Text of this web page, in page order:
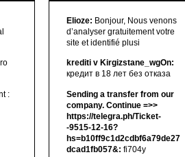
:
Elioze: Bonjour, Nous venons
d’analyser gratuitement votre
site et identifié plusi
krediti v Kirgizstane_wgOn:
кредит в 18 лет без отказа
Sending a transfer from our
company. Continue =>>
https://telegra.ph/Ticket-
-9515-12-16?
hs=b10ff9c1d2cdbf6a79de27
dcad1fb057&: fi704y